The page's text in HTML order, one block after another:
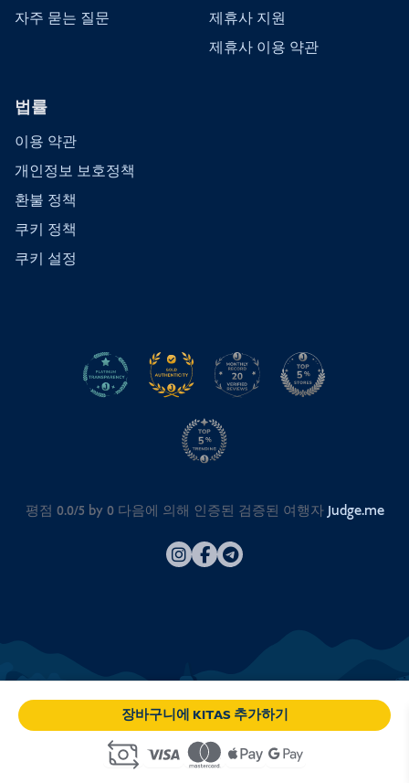
장바구니에 KITAS 추가하기
자주 묻는 질문
제휴사 지원
제휴사 이용 약관
법률
이용 약관
개인정보 보호정책
환불 정책
쿠키 정책
쿠키 설정
평점 0.0/5 by 0다음에 의해 인증된 검증된 여행자 Judge.me
© 2026비자 인도네시아